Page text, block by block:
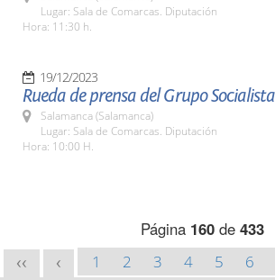
Lugar: Sala de Comarcas. Diputación
Hora: 11:30 h.
19/12/2023
Rueda de prensa del Grupo Socialista
Salamanca (Salamanca)
Lugar: Sala de Comarcas. Diputación
Hora: 10:00 H.
Página 160de 433
<< < 1 2 3 4 5 6